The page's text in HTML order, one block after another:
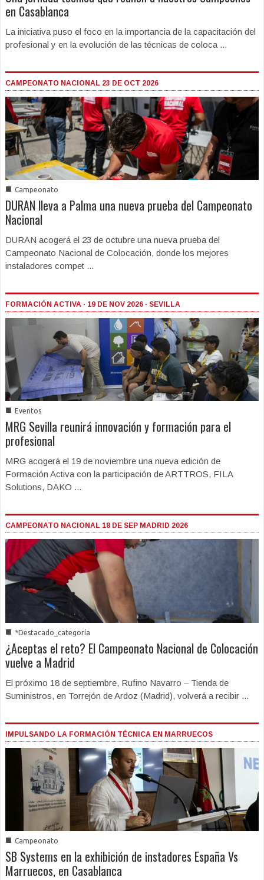
en Casablanca
La iniciativa puso el foco en la importancia de la capacitación del
profesional y en la evolución de las técnicas de coloca ...
CAMPEONATO NACIONAL 23 DE OCT 2026
■ Campeonato
DURAN lleva a Palma una nueva prueba del Campeonato
Nacional
DURAN acogerá el 23 de octubre una nueva prueba del
Campeonato Nacional de Colocación, donde los mejores
instaladores compet ...
FORMACIÓN ACTIVA · 19 DE NOV 2026 · SEVILLA
■ Eventos
MRG Sevilla reunirá innovación y formación para el
profesional
MRG acogerá el 19 de noviembre una nueva edición de
Formación Activa con la participación de ARTTROS, FILA
Solutions, DAKO ...
CAMPEONATO NACIONAL 18 DE SEP MADRID 2026
■ *Destacado_categoría
¿Aceptas el reto? El Campeonato Nacional de Colocación
vuelve a Madrid
El próximo 18 de septiembre, Rufino Navarro – Tienda de
Suministros, en Torrejón de Ardoz (Madrid), volverá a recibir ...
IMPULSANDO LA FORMACIÓN TÉCNICA EN MARRUECOS
■ Campeonato
SB Systems en la exhibición de instadores España Vs
Marruecos, en Casablanca